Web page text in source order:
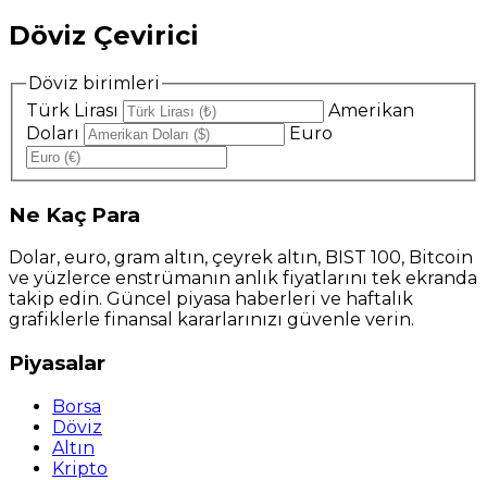
Döviz Çevirici
Döviz birimleri
Türk Lirası
Amerikan
Doları
Euro
Ne Kaç Para
Dolar, euro, gram altın, çeyrek altın, BIST 100, Bitcoin
ve yüzlerce enstrümanın anlık fiyatlarını tek ekranda
takip edin. Güncel piyasa haberleri ve haftalık
grafiklerle finansal kararlarınızı güvenle verin.
Piyasalar
Borsa
Döviz
Altın
Kripto